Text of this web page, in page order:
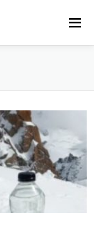
Menu
ACQUA-SHOP